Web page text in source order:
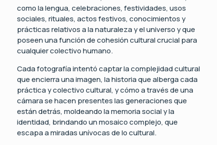
como la lengua, celebraciones, festividades, usos
sociales, rituales, actos festivos, conocimientos y
prácticas relativos a la naturaleza y el universo y que
poseen una función de cohesión cultural crucial para
cualquier colectivo humano.
Cada fotografía intentó captar la complejidad cultural
que encierra una imagen, la historia que alberga cada
práctica y colectivo cultural, y cómo a través de una
cámara se hacen presentes las generaciones que
están detrás, moldeando la memoria social y la
identidad, brindando un mosaico complejo, que
escapa a miradas unívocas de lo cultural.